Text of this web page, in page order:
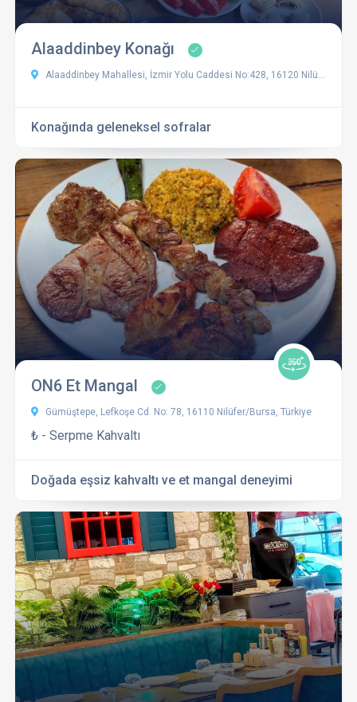
Alaaddinbey Konağı
Alaaddinbey Mahallesi, İzmir Yolu Caddesi No:428, 16120 Nilüfer/Bursa
Konağında geleneksel sofralar
ON6 Et Mangal
Gümüştepe, Lefkoşe Cd. No: 78, 16110 Nilüfer/Bursa, Türkiye
₺ - Serpme Kahvaltı
Doğada eşsiz kahvaltı ve et mangal deneyimi